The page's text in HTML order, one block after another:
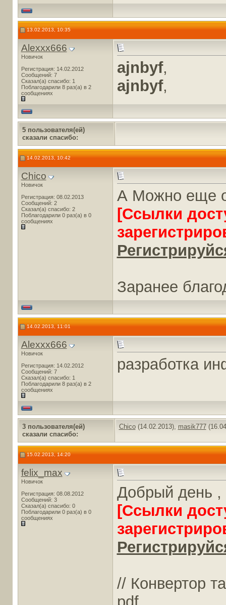
13.02.2013, 10:35
Alexxx666
Новичок
Регистрация: 14.02.2012
Сообщений: 7
Сказал(а) спасибо: 1
Поблагодарили 8 раз(а) в 2
сообщениях
ajnbyf,
ajnbyf,
5 пользователя(ей)
сказали cпасибо:
14.02.2013, 10:42
Chico
Новичок
Регистрация: 08.02.2013
Сообщений: 2
Сказал(а) спасибо: 2
Поблагодарили 0 раз(а) в 0
сообщениях
А Можно еще
[Ссылки
Заранее
14.02.2013, 11:01
Alexxx666
Новичок
Регистрация: 14.02.2012
Сообщений: 7
Сказал(а) спасибо: 1
Поблагодарили 8 раз(а) в 2
сообщениях
разработка
3 пользователя(ей)
сказали cпасибо:
Chico(14.02.2013), masik777
15.02.2013, 14:20
felix_max
Новичок
Регистрация: 08.08.2012
Сообщений: 3
Сказал(а) спасибо: 0
Поблагодарили 0 раз(а) в 0
сообщениях
Добрый день ,
[Ссылки
// Конвертор